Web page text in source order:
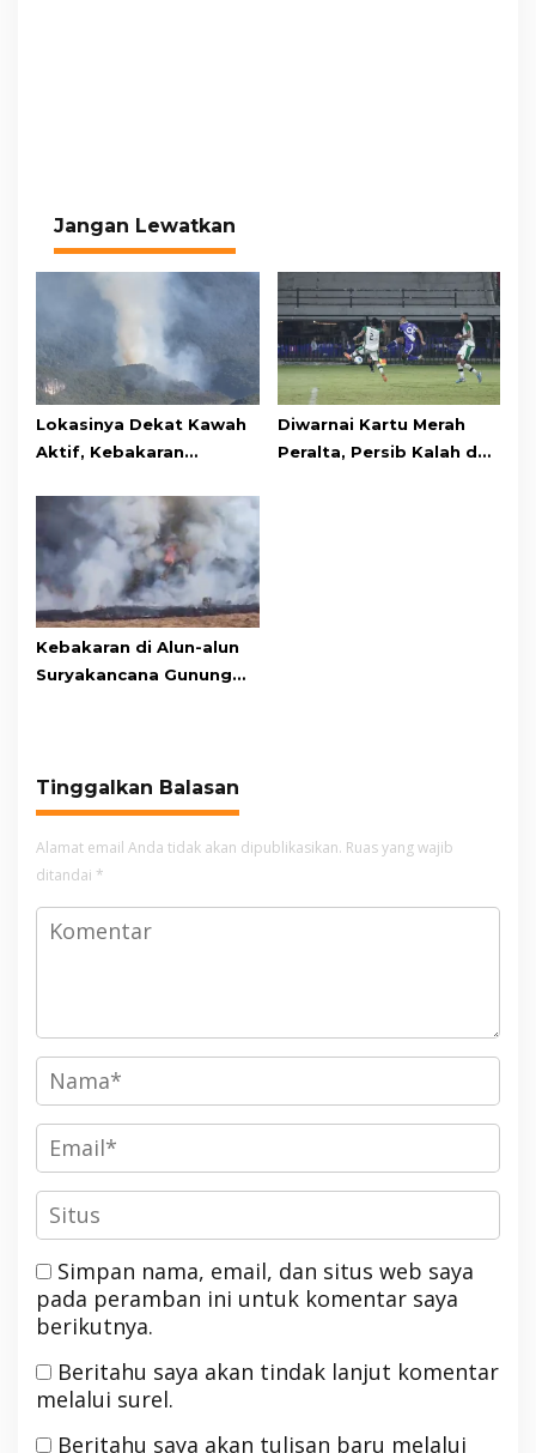
Jangan Lewatkan
Lokasinya Dekat Kawah
Aktif, Kebakaran
Kawasan Gunung Gede
Pangrango
Diwarnai Kartu Merah
Peralta, Persib Kalah dari
Kebakaran di Alun-alun
Suryakancana Gunung
Tinggalkan Balasan
Alamat email Anda tidak akan dipublikasikan. Ruas yang wajib
ditandai *
Simpan nama, email, dan situs web saya
pada peramban ini untuk komentar saya
berikutnya.
Beritahu saya akan tindak lanjut komentar
melalui surel.
Beritahu saya akan tulisan baru melalui